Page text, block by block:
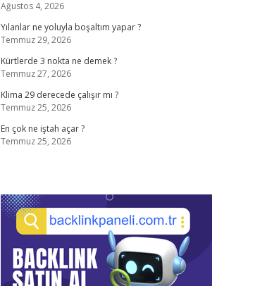
Ağustos 4, 2026
Yılanlar ne yoluyla boşaltım yapar ?
Temmuz 29, 2026
Kürtlerde 3 nokta ne demek ?
Temmuz 27, 2026
Klima 29 derecede çalışır mı ?
Temmuz 25, 2026
En çok ne iştah açar ?
Temmuz 25, 2026